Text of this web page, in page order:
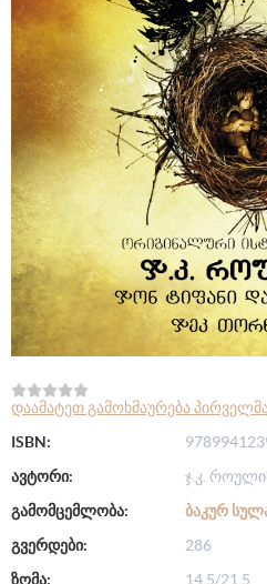
დაამატეთ გამოხმაურება
ISBN:
ავტორი:
ჯ.კ.
გამომცემლობა:
ᲑᲐᲙᲣᲠ
გვერდები:
286
ზომა:
14,5/21,5